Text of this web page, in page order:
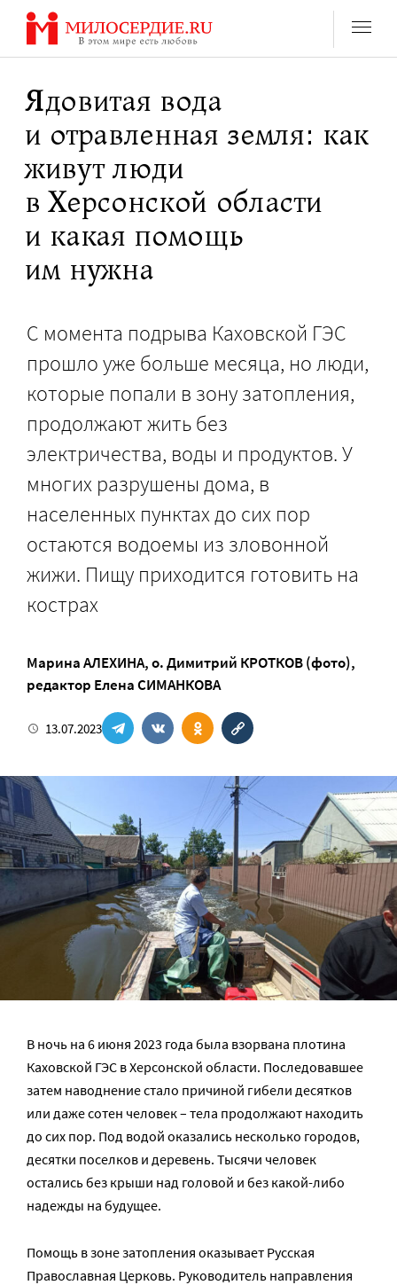
Перейти
содержанию
Ядовитая вода
и отравленная земля: как
живут люди
в Херсонской области
и какая помощь
им нужна
С момента подрыва Каховской ГЭС
прошло уже больше месяца, но люди,
которые попали в зону затопления,
продолжают жить без
электричества, воды и продуктов. У
многих разрушены дома, в
населенных пунктах до сих пор
остаются водоемы из зловонной
жижи. Пищу приходится готовить на
кострах
Марина АЛЕХИНА,о. Димитрий КРОТКОВ (фото),
редактор Елена СИМАНКОВА
13.07.2023
В ночь на 6 июня 2023 года была взорвана плотина
Каховской ГЭС в Херсонской области. Последовавшее
затем наводнение стало причиной гибели десятков
или даже сотен человек – тела продолжают находить
до сих пор. Под водой оказались несколько городов,
десятки поселков и деревень. Тысячи человек
остались без крыши над головой и без какой-либо
надежды на будущее.
Помощь в зоне затопления оказывает Русская
Православная Церковь. Руководитель направления